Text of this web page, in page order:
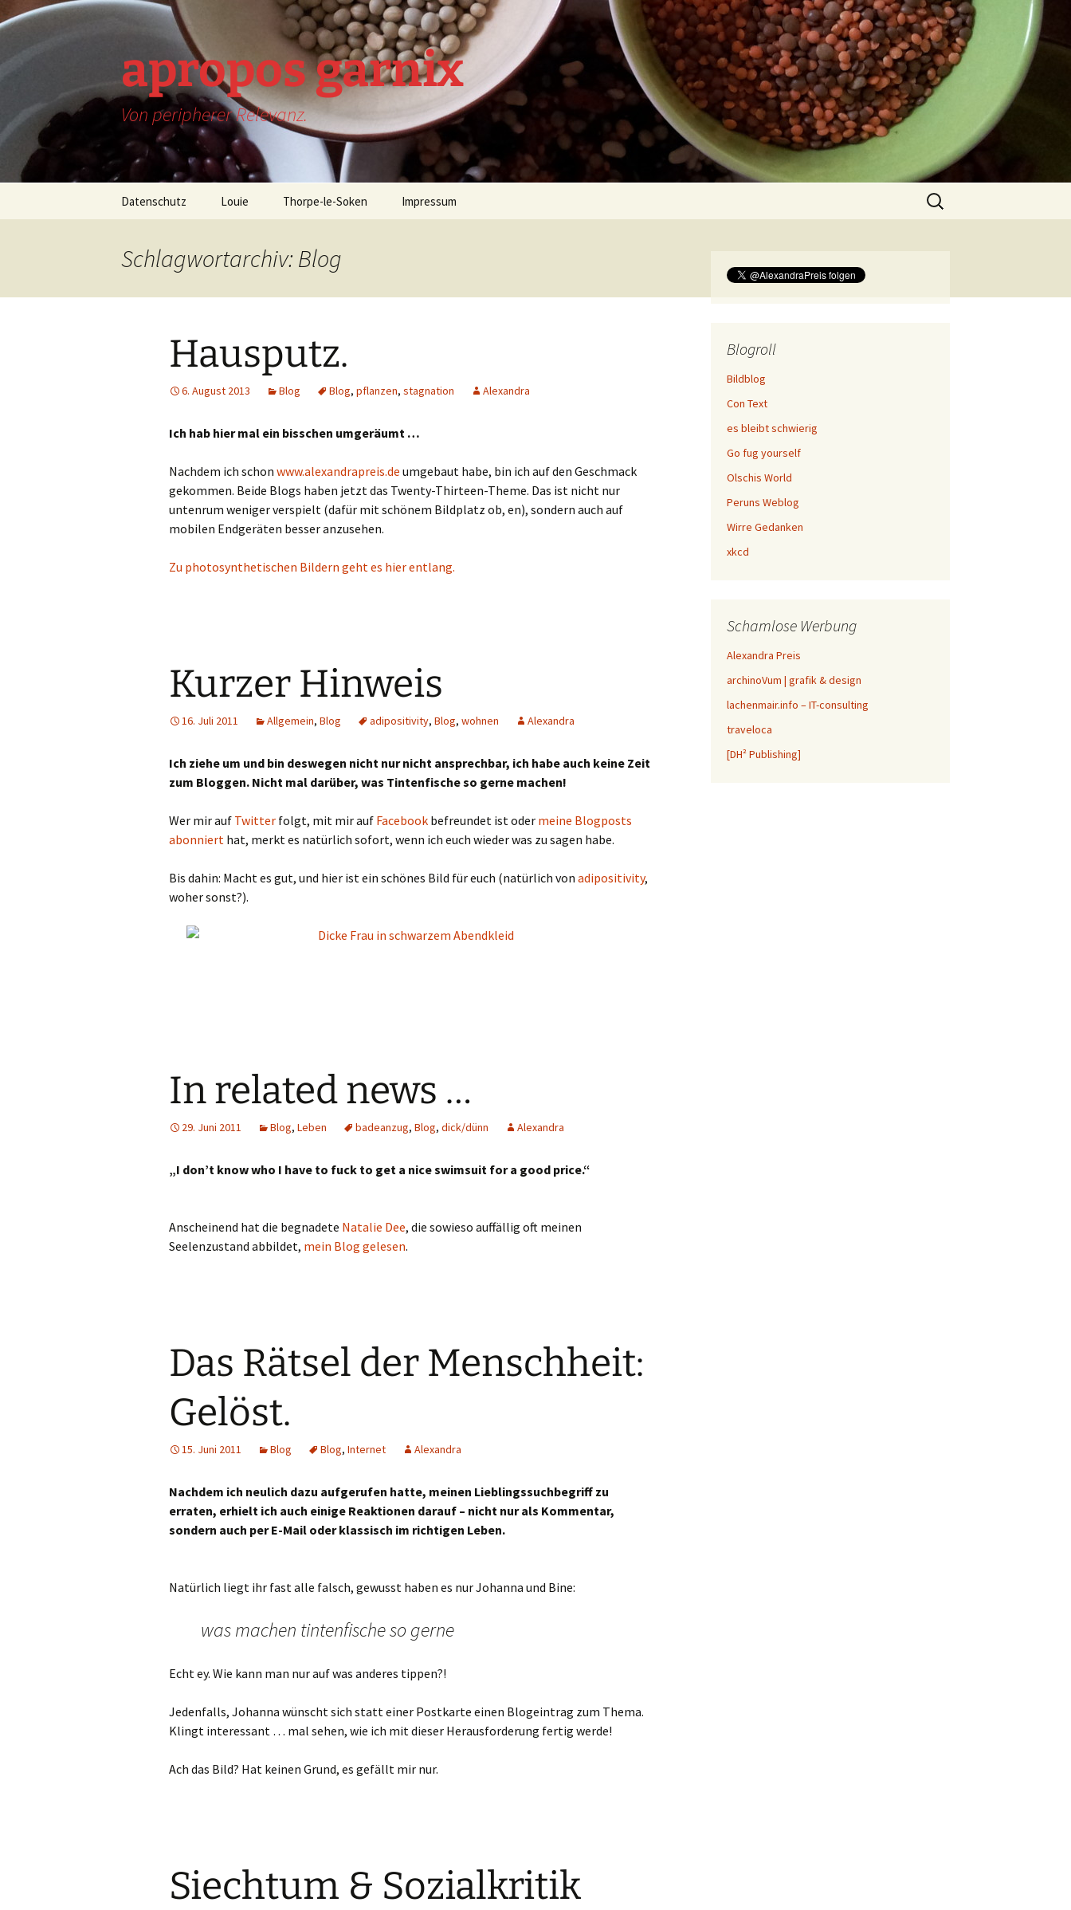
Zum
Inhalt
springen
apropos garnix
Von peripherer Relevanz.
Datenschutz Louie Thorpe-le-Soken Impressum
Suchen
nach:
Schlagwortarchiv: Blog
Hausputz.
6. August 2013 Blog Blog, pflanzen, stagnation Alexandra
Ich hab hier mal ein bisschen umgeräumt …
Nachdem ich schon www.alexandrapreis.de umgebaut habe, bin ich auf den Geschmack
gekommen. Beide Blogs haben jetzt das Twenty-Thirteen-Theme. Das ist nicht nur
untenrum weniger verspielt (dafür mit schönem Bildplatz ob, en), sondern auch auf
mobilen Endgeräten besser anzusehen.
Zu photosynthetischen Bildern geht es hier entlang.
Kurzer Hinweis
16. Juli 2011 Allgemein, Blog adipositivity, Blog, wohnen Alexandra
Ich ziehe um und bin deswegen nicht nur nicht ansprechbar, ich habe auch keine Zeit
zum Bloggen. Nicht mal darüber, was Tintenfische so gerne machen!
Wer mir auf Twitter folgt, mit mir auf Facebook befreundet ist oder meine Blogposts
abonniert hat, merkt es natürlich sofort, wenn ich euch wieder was zu sagen habe.
Bis dahin: Macht es gut, und hier ist ein schönes Bild für euch (natürlich von adipositivity,
woher sonst?).
In related news …
29. Juni 2011 Blog, Leben badeanzug, Blog, dick/dünn Alexandra
„I don’t know who I have to fuck to get a nice swimsuit for a good price.“
Anscheinend hat die begnadete Natalie Dee, die sowieso auffällig oft meinen
Seelenzustand abbildet, mein Blog gelesen.
Das Rätsel der Menschheit:
Gelöst.
15. Juni 2011 Blog Blog, Internet Alexandra
Nachdem ich neulich dazu aufgerufen hatte, meinen Lieblingssuchbegriff zu
erraten, erhielt ich auch einige Reaktionen darauf – nicht nur als Kommentar,
sondern auch per E-Mail oder klassisch im richtigen Leben.
Natürlich liegt ihr fast alle falsch, gewusst haben es nur Johanna und Bine:
was machen tintenfische so gerne
Echt ey. Wie kann man nur auf was anderes tippen?!
Jedenfalls, Johanna wünscht sich statt einer Postkarte einen Blogeintrag zum Thema.
Klingt interessant … mal sehen, wie ich mit dieser Herausforderung fertig werde!
Ach das Bild? Hat keinen Grund, es gefällt mir nur.
Siechtum & Sozialkritik
Blogroll
Bildblog
Con Text
es bleibt schwierig
Go fug yourself
Olschis World
Peruns Weblog
Wirre Gedanken
xkcd
Schamlose Werbung
Alexandra Preis
archinoVum | grafik & design
lachenmair.info – IT-consulting
traveloca
[DH² Publishing]